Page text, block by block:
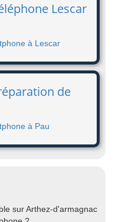
Lescar
à Lescar
de
à Pau
sur Arthez-d'armagnac